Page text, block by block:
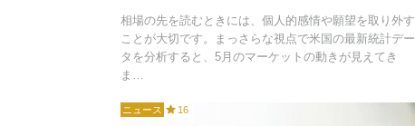
相場の先を読むときには、個人的感情や願望を取り外す
ことが大切です。まっさらな視点で米国の最新統計デー
タを分析すると、5月のマーケットの動きが見えてき
ま…
ニュース 16